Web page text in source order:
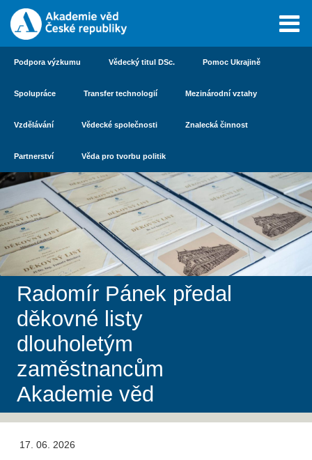
Podpora výzkumu Vědecký titul DSc. Pomoc Ukrajině
Spolupráce Transfer technologií Mezinárodní vztahy
Vzdělávání Vědecké společnosti Znalecká činnost
Partnerství Věda pro tvorbu politik
Radomír Pánek předal
děkovné listy
dlouholetým
zaměstnancům
Akademie věd
17. 06. 2026